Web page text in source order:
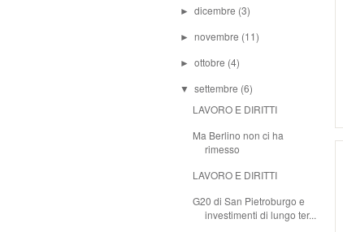
►dicembre (3)
►novembre (11)
►ottobre (4)
▼settembre (6)
LAVORO E DIRITTI
Ma Berlino non ci ha
rimesso
LAVORO E DIRITTI
G20 di San Pietroburgo e
investimenti di lungo ter...